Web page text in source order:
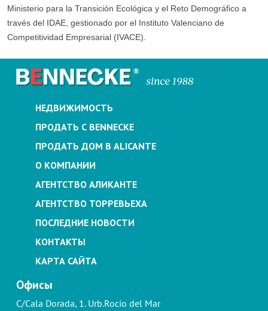
Ministerio para la Transición Ecológica y el Reto Demográfico a
través del IDAE, gestionado por el Instituto Valenciano de
Competitividad Empresarial (IVACE).
НЕДВИЖИМОСТЬ
ПРОДАТЬ С BENNECKE
ПРОДАТЬ ДОМ В ALICANTE
О КОМПАНИИ
АГЕНТСТВО АЛИКАНТЕ
АГЕНТСТВО ТОРРЕВЬЕХА
ПОСЛЕДНИЕ НОВОСТИ
КОНТАКТЫ
КАРТА САЙТА
Офисы
C/Cala Dorada, 1. Urb.Rocío del Mar